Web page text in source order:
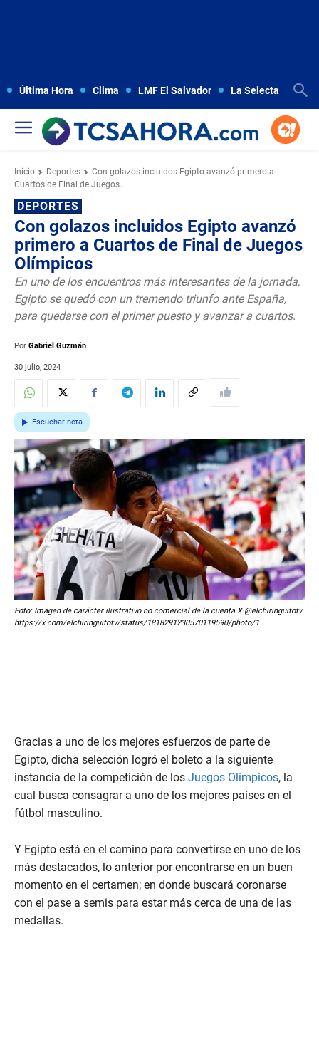
Última Hora Clima LMF El Salvador La Selecta
Inicio Deportes
Con golazos incluidos Egipto avanzó primero a
Cuartos de Final de Juegos...
DEPORTES
Con golazos incluidos Egipto avanzó
primero a Cuartos de Final de Juegos
Olímpicos
En uno de los encuentros más interesantes de la jornada,
Egipto se quedó con un tremendo triunfo ante España,
para quedarse con el primer puesto y avanzar a cuartos.
Por Gabriel Guzmán
30 julio, 2024
Escuchar nota
Foto: Imagen de carácter ilustrativo no comercial de la cuenta X @elchiringuitotv
https://x.com/elchiringuitotv/status/1818291230570119590/photo/1
Gracias a uno de los mejores esfuerzos de parte de
Egipto, dicha selección logró el boleto a la siguiente
instancia de la competición de los Juegos Olímpicos, la
cual busca consagrar a uno de los mejores países en el
fútbol masculino.
Y Egipto está en el camino para convertirse en uno de los
más destacados, lo anterior por encontrarse en un buen
momento en el certamen; en donde buscará coronarse
con el pase a semis para estar más cerca de una de las
medallas.